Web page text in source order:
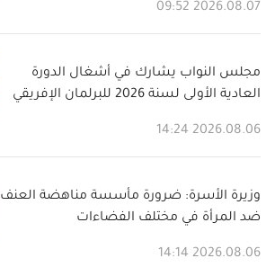
2026.08.07 09:52
مجلس النواب يشارك في أشغال الدورة
العادية الأولى لسنة 2026 للبرلمان الإفريقي
2026.08.06 14:24
وزيرة الأسرة: ضرورة مأسسة مناهضة العنف
ضد المرأة في مختلف الفضاءات
2026.08.06 14:14